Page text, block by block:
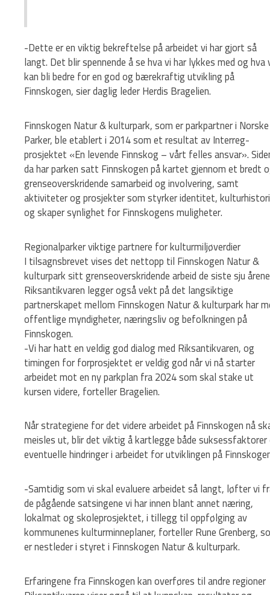
-Dette er en viktig bekreftelse på arbeidet vi har gjort så
langt. Det blir spennende å se hva vi har lykkes med og hva
kan bli bedre for en god og bærekraftig utvikling på
Finnskogen, sier daglig leder Herdis Bragelien.
Finnskogen Natur & kulturpark, som er parkpartner i Norske
Parker, ble etablert i 2014 som et resultat av Interreg-
prosjektet «En levende Finnskog – vårt felles ansvar».
da har parken satt Finnskogen på kartet gjennom et bredt
grenseoverskridende samarbeid og involvering, samt
aktiviteter og prosjekter som styrker identitet,
og skaper synlighet for Finnskogens muligheter.
Regionalparker viktige partnere for kulturmiljøverdier
I tilsagnsbrevet vises det nettopp til Finnskogen Natur &
kulturpark sitt grenseoverskridende arbeid de siste sju
Riksantikvaren legger også vekt på det langsiktige
partnerskapet mellom Finnskogen Natur & kulturpark har
offentlige myndigheter, næringsliv og befolkningen på
Finnskogen.
-Vi har hatt en veldig god dialog med Riksantikvaren, og
timingen for forprosjektet er veldig god når vi nå starter
arbeidet mot en ny parkplan fra 2024 som skal stake ut
kursen videre, forteller Bragelien.
Når strategiene for det videre arbeidet på Finnskogen nå
meisles ut, blir det viktig å kartlegge både
eventuelle hindringer i arbeidet for utviklingen på
-Samtidig som vi skal evaluere arbeidet så langt, løfter vi
de pågående satsingene vi har innen blant annet næring,
lokalmat og skoleprosjektet, i tillegg til oppfølging av
kommunenes kulturminneplaner, forteller Rune Grenberg,
er nestleder i styret i Finnskogen Natur & kulturpark.
Erfaringene fra Finnskogen kan overføres til andre regioner